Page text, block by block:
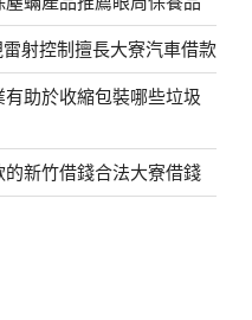
射控制擅長大寮汽車借款
助於收縮包裝哪些垃圾
新竹借錢合法大寮借錢